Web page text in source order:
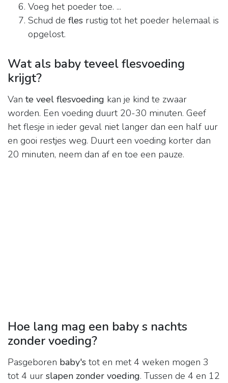
Voeg het poeder toe. ...
Schud de fles rustig tot het poeder helemaal is
opgelost.
Wat als baby teveel flesvoeding
krijgt?
Van te veel flesvoeding kan je kind te zwaar
worden. Een voeding duurt 20-30 minuten. Geef
het flesje in ieder geval niet langer dan een half uur
en gooi restjes weg. Duurt een voeding korter dan
20 minuten, neem dan af en toe een pauze.
Hoe lang mag een baby s nachts
zonder voeding?
Pasgeboren baby's tot en met 4 weken mogen 3
tot 4 uur slapen zonder voeding. Tussen de 4 en 12